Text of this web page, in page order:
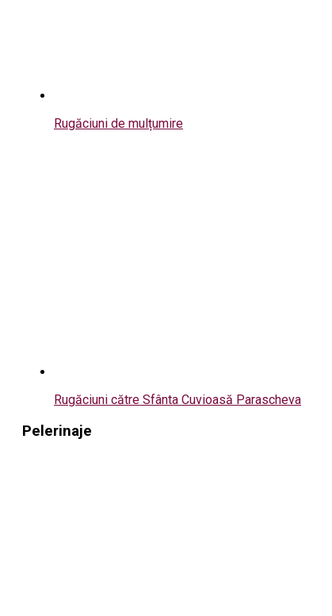
Rugăciuni de mulțumire
Rugăciuni către Sfânta Cuvioasă Parascheva
Pelerinaje